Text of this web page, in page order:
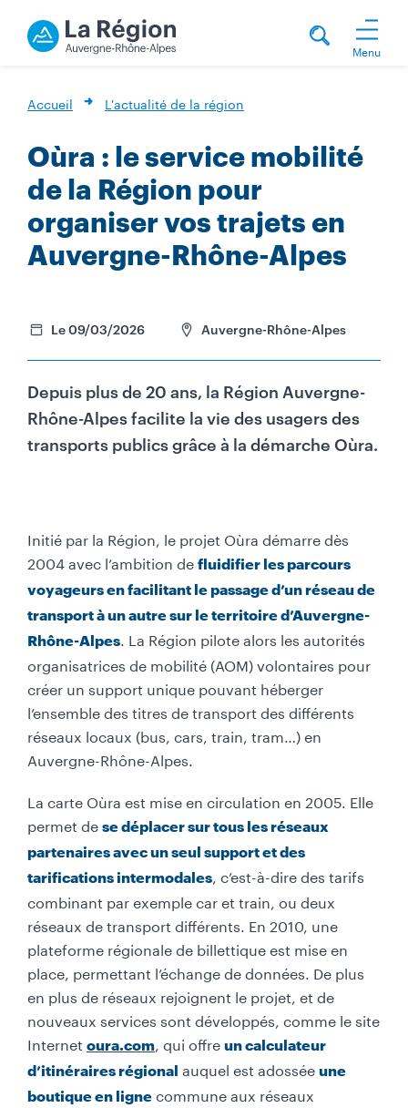
Menu
Accueil L'actualité de la région
Oùra : le service mobilité
de la Région pour
organiser vos trajets en
Auvergne-Rhône-Alpes
Le 09/03/2026 Auvergne-Rhône-Alpes
Depuis plus de 20 ans, la Région Auvergne-
Rhône-Alpes facilite la vie des usagers des
transports publics grâce à la démarche Oùra.
Initié par la Région, le projet Oùra démarre dès
2004 avec l’ambition de fluidifier les parcours
voyageurs en facilitant le passage d’un réseau de
transport à un autre sur le territoire d’Auvergne-
Rhône-Alpes. La Région pilote alors les autorités
organisatrices de mobilité (AOM) volontaires pour
créer un support unique pouvant héberger
l’ensemble des titres de transport des différents
réseaux locaux (bus, cars, train, tram…) en
Auvergne-Rhône-Alpes.
La carte Oùra est mise en circulation en 2005. Elle
permet de se déplacer sur tous les réseaux
partenaires avec un seul support et des
tarifications intermodales, c’est-à-dire des tarifs
combinant par exemple car et train, ou deux
réseaux de transport différents. En 2010, une
plateforme régionale de billettique est mise en
place, permettant l’échange de données. De plus
en plus de réseaux rejoignent le projet, et de
nouveaux services sont développés, comme le site
Internet oura.com, qui offre un calculateur
d’itinéraires régional auquel est adossée une
boutique en ligne commune aux réseaux